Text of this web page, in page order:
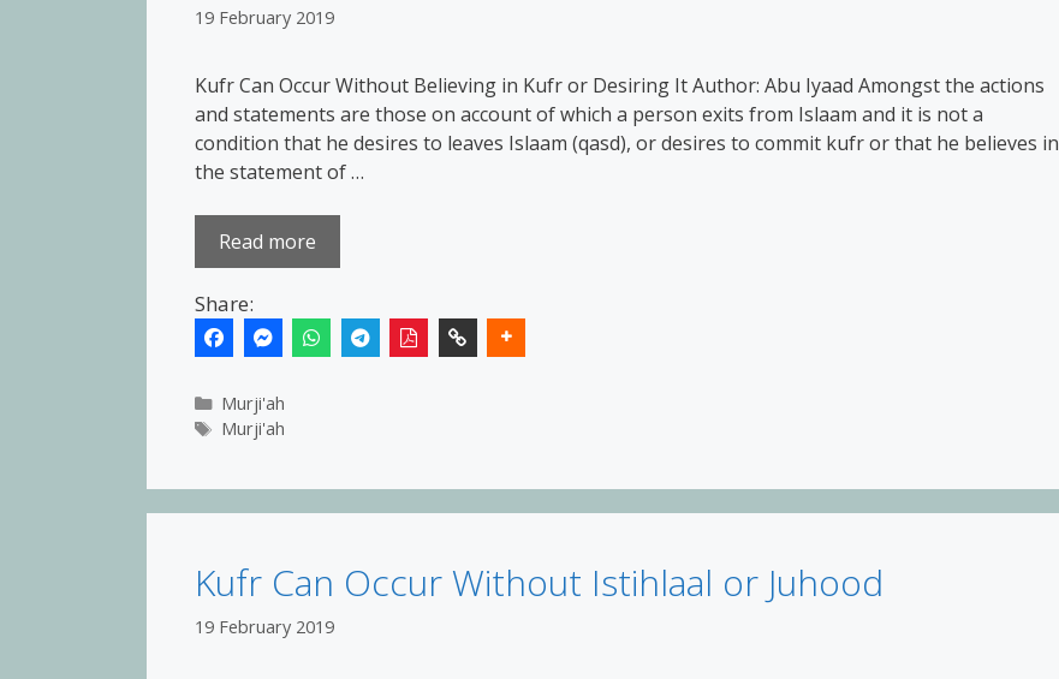
19 February 2019
Kufr Can Occur Without Believing in Kufr or Desiring It Author: Abu Iyaad Amongst the actions
and statements are those on account of which a person exits from Islaam and it is not a
condition that he desires to leaves Islaam (qasd), or desires to commit kufr or that he believes in
the statement of …
Read more
Share:
Categories
Murji'ah
Tags
Murji'ah
Kufr Can Occur Without Istihlaal or Juhood
19 February 2019